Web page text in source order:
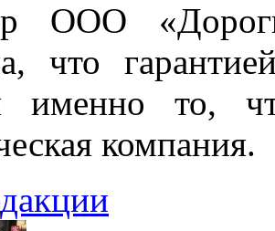
ООО
что
именно то,
компания.